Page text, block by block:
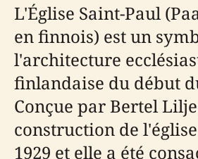
L'Église Saint-Paul
en finnois) est un
l'architecture
finlandaise du début
Conçue par Bertel
construction de
1929 et elle a été